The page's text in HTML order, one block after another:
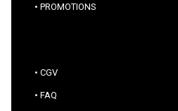
PROMOTIONS
CGV
FAQ